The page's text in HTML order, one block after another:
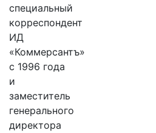
специальный
корреспондент
ИД
«Коммерсантъ»
с 1996 года
и
заместитель
генерального
директора